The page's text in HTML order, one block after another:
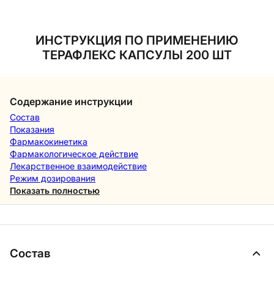
ИНСТРУКЦИЯ ПО ПРИМЕНЕНИЮ
ТЕРАФЛЕКС КАПСУЛЫ 200 ШТ
Содержание инструкции
Состав
Показания
Фармакокинетика
Фармакологическое действие
Лекарственное взаимодействие
Режим дозирования
Показать полностью
Состав